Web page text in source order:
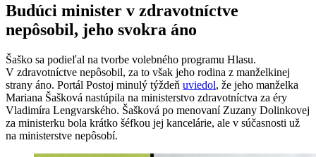
Budúci minister v zdravotníctve
nepôsobil, jeho svokra áno
Šaško sa podieľal na tvorbe volebného programu Hlasu.
V zdravotníctve nepôsobil, za to však jeho rodina z manželkinej
strany áno. Portál Postoj minulý týždeň uviedol, že jeho manželka
Mariana Šašková nastúpila na ministerstvo zdravotníctva za éry
Vladimíra Lengvarského. Šašková po menovaní Zuzany Dolinkovej
za ministerku bola krátko šéfkou jej kancelárie, ale v súčasnosti už
na ministerstve nepôsobí.